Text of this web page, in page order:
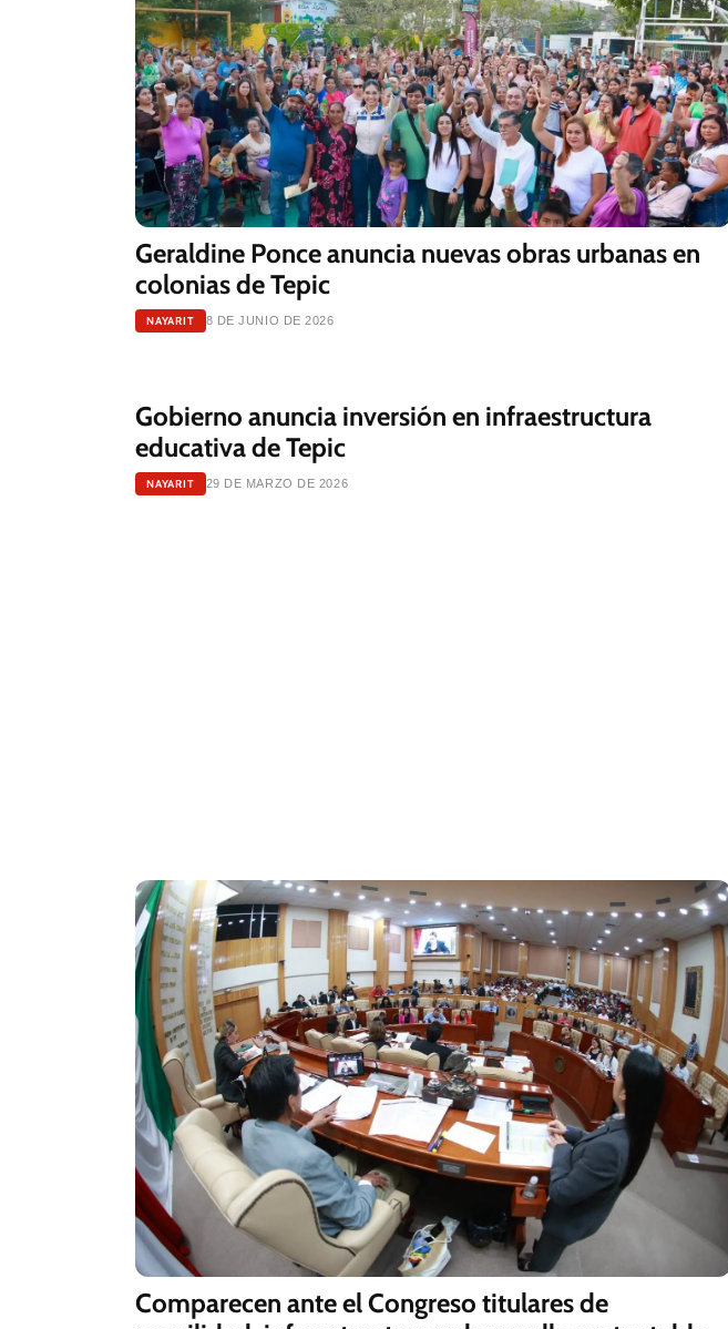
Geraldine Ponce anuncia nuevas obras urbanas en
colonias de Tepic
NAYARIT 8 DE JUNIO DE 2026
Gobierno anuncia inversión en infraestructura
educativa de Tepic
NAYARIT 29 DE MARZO DE 2026
Comparecen ante el Congreso titulares de